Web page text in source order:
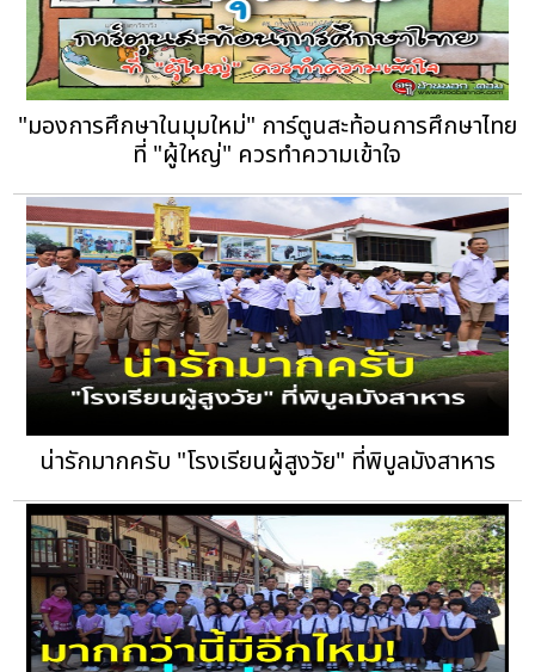
"มองการศึกษาในมุมใหม่" การ์ตูนสะท้อนการศึกษาไทย
ที่ "ผู้ใหญ่" ควรทำความเข้าใจ
น่ารักมากครับ "โรงเรียนผู้สูงวัย" ที่พิบูลมังสาหาร